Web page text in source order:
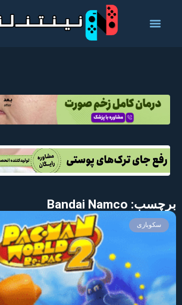
برچسب: Bandai Namco
سکوبازی